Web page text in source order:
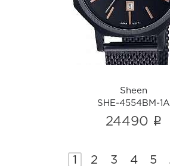
Sheen
SHE-4554BM-1A
24490 i
1 2 3 4 5